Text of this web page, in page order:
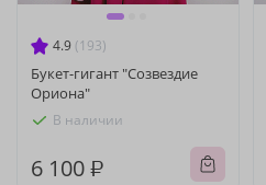
4.9 (193)
Букет-гигант "Созвездие
Ориона"
В наличии
6 100 ₽